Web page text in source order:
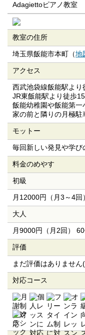
Adagiettoピアノ教室
教室の住所
埼玉県飯能市本町（地
アクセス
西武池袋線飯能駅より
JR東飯能駅より徒歩
飯能幼稚園や飯能第一
家の前と隣りの月極駐
モットー
毎回新しい発見や学
料金のめやす
初級
月12000円（月3～4回
大人
月9000円（月2回）
評価
まだ評価はありません
対応コース